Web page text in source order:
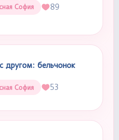
София 89
другом: бельчонок
София 53